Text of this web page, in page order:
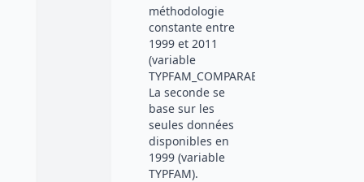
méthodologie
constante entre
1999 et 2011
(variable
TYPFAM_COMPARABLE2011).
La seconde se
base sur les
seules données
disponibles en
1999 (variable
TYPFAM).